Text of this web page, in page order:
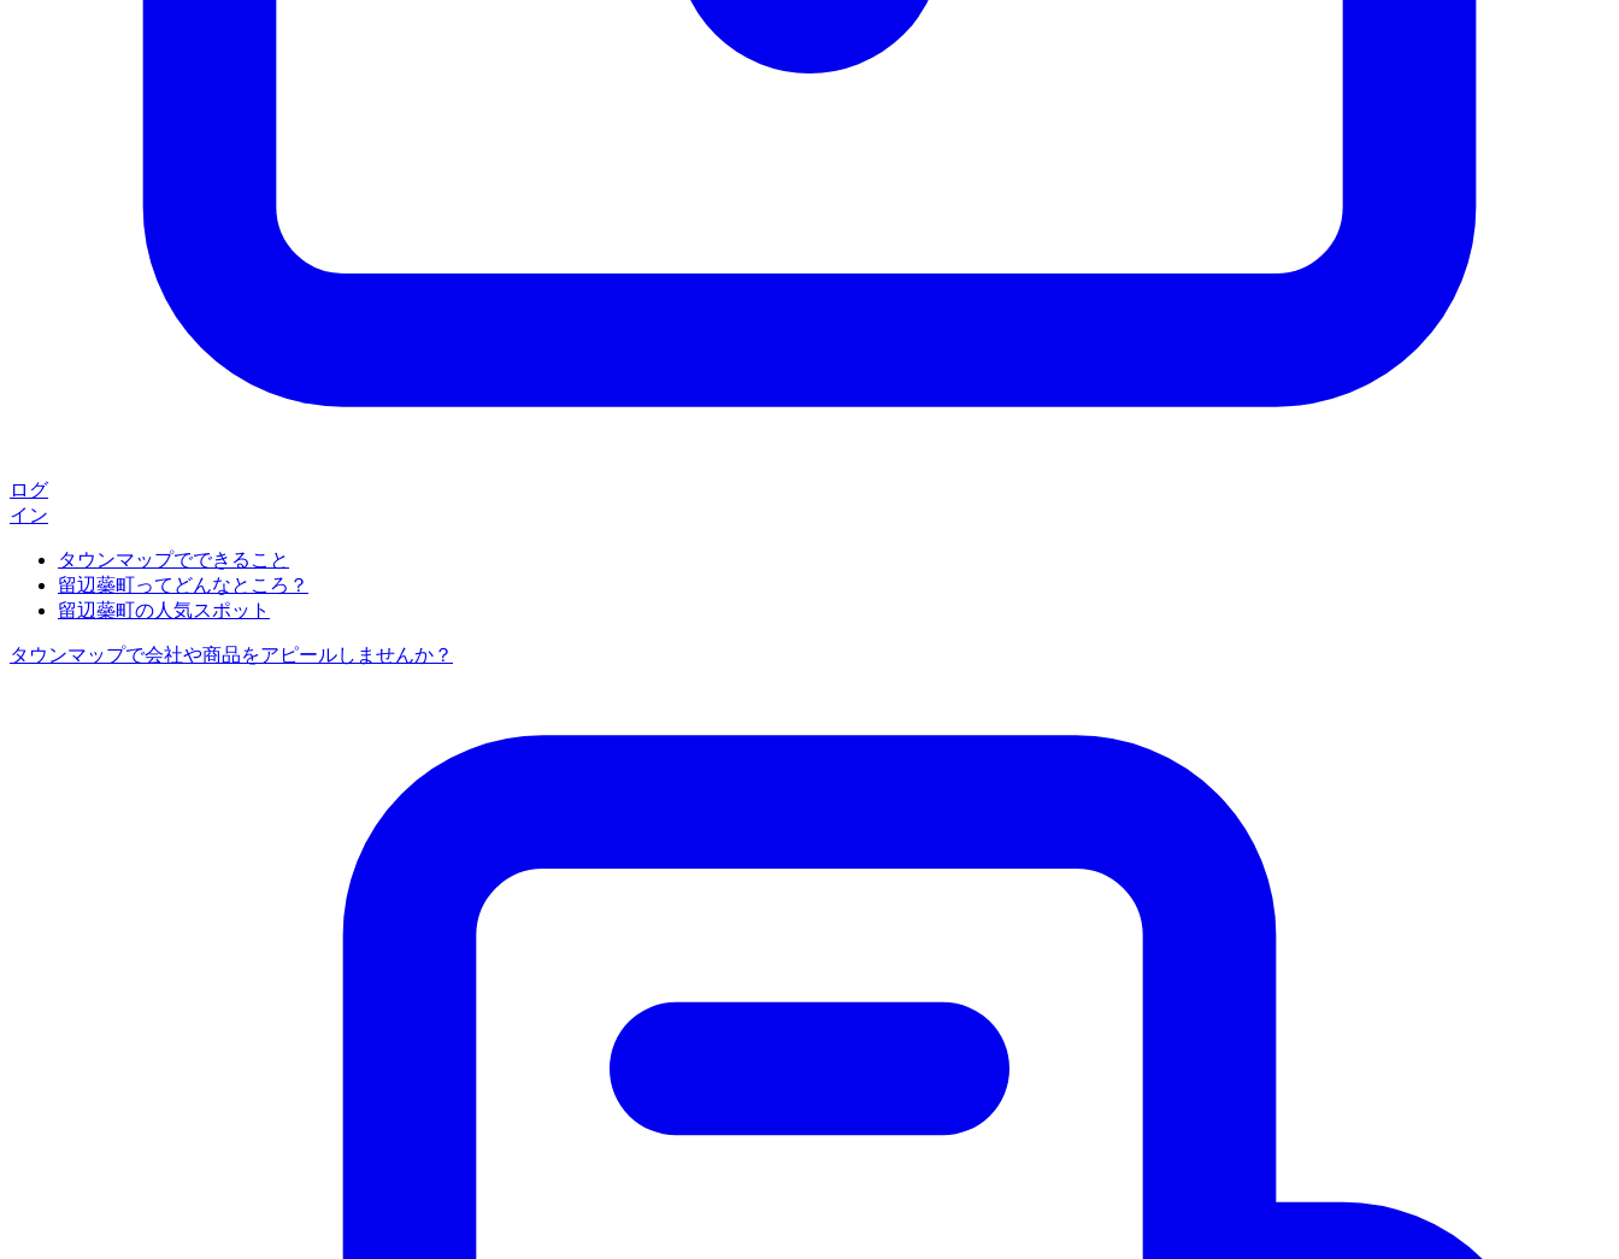
ログ
イン
タウンマップでできること
留辺蘂町ってどんなところ？
留辺蘂町の人気スポット
タウンマップで会社や商品をアピールしませんか？